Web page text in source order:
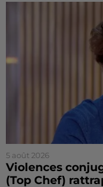
5 août 2026
Violences
(Top Chef)